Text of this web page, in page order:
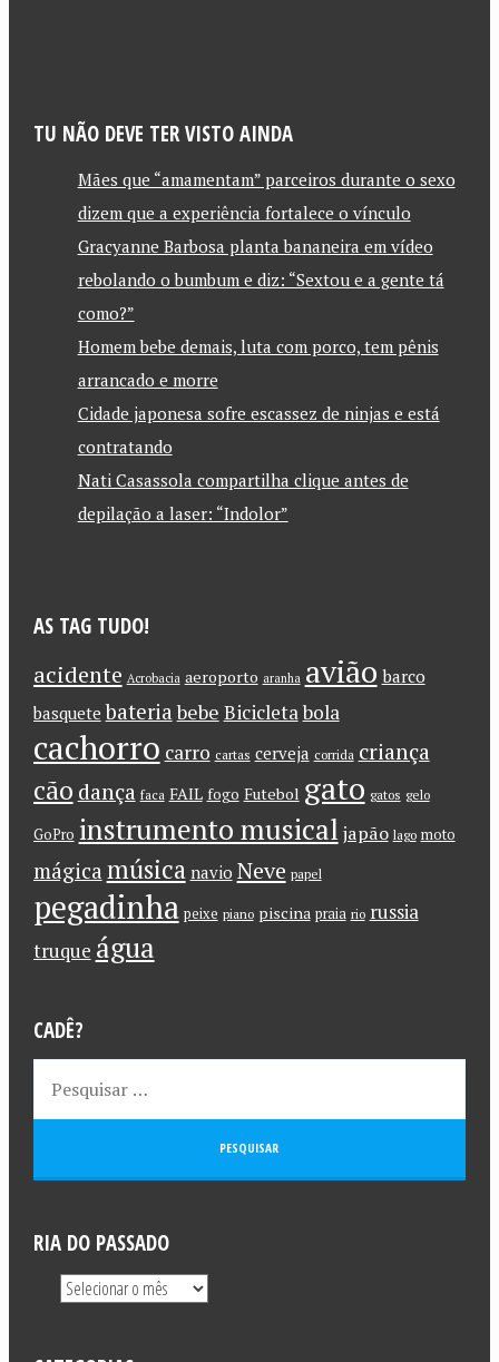
TU NÃO DEVE TER VISTO AINDA
Mães que “amamentam” parceiros durante o sexo
dizem que a experiência fortalece o vínculo
Gracyanne Barbosa planta bananeira em vídeo
rebolando o bumbum e diz: “Sextou e a gente tá
como?”
Homem bebe demais, luta com porco, tem pênis
arrancado e morre
Cidade japonesa sofre escassez de ninjas e está
contratando
Nati Casassola compartilha clique antes de
depilação a laser: “Indolor”
AS TAG TUDO!
acidente Acrobacia aeroporto aranha avião barco
basquete bateriabebe Bicicletabola
cachorro carro cartas cerveja corrida criança
cão dança faca FAIL fogo Futebol gato gatos gelo
GoPro instrumento musical japão lago moto
mágica música navio Neve papel
pegadinha peixe piano piscina praia rio russia
truque água
CADÊ?
RIA DO PASSADO